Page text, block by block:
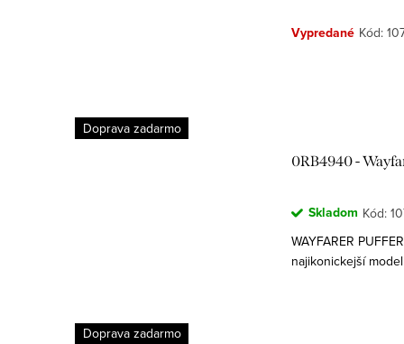
o
Vypredané Kód:
0RB4940 -
Doprava zadarmo
Skladom Kód:
WAYFARER
najikonickejší
Doprava zadarmo